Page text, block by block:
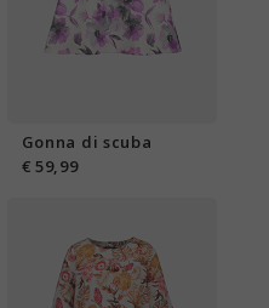
Gonna di scuba
€ 59,99